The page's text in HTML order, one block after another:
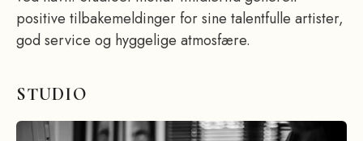
positive tilbakemeldinger for sine talentfulle artister,
god service og hyggelige atmosfære.
STUDIO